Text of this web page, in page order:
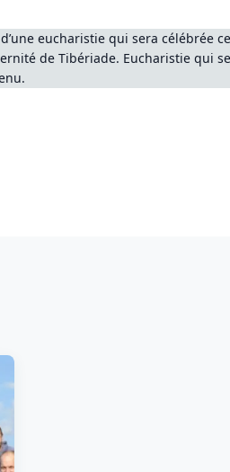
eucharistie qui sera célébrée ce
de Tibériade. Eucharistie qui